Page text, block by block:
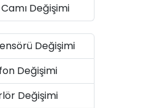
Değişimi
Değişimi
Değişimi
Değişimi